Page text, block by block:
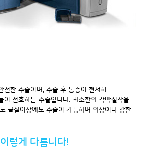
전한 수술이며, 수술 후 통증이 현저히
이 선호하는 수술입니다. 최소한의 각막절삭을
굴절이상에도 수술이 가능하며 외상이나 강한
렇게 다릅니다!